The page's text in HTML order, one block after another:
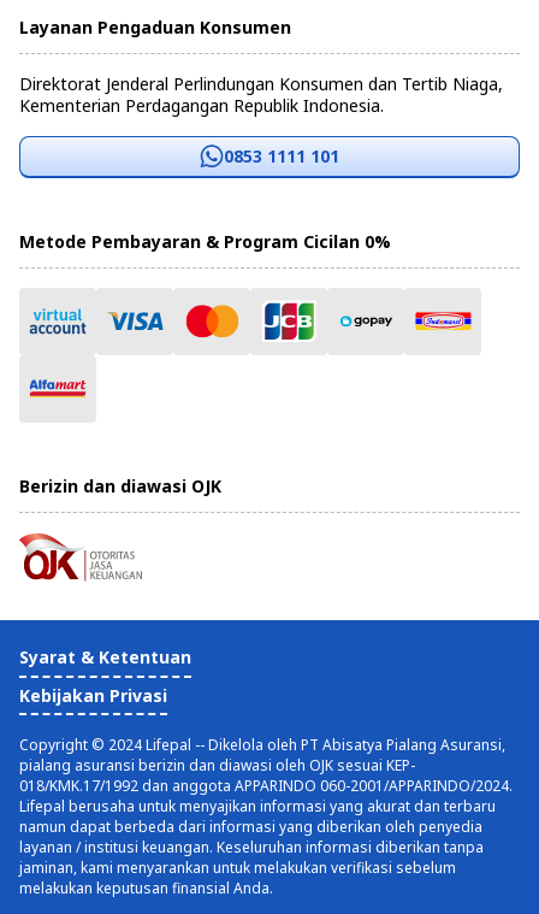
Layanan Pengaduan Konsumen
Direktorat Jenderal Perlindungan Konsumen dan Tertib Niaga,
Kementerian Perdagangan Republik Indonesia.
0853 1111 101
Metode Pembayaran & Program Cicilan 0%
Berizin dan diawasi OJK
Syarat & Ketentuan
Kebijakan Privasi
Copyright © 2024 Lifepal -- Dikelola oleh PT Abisatya Pialang Asuransi,
pialang asuransi berizin dan diawasi oleh OJK sesuai KEP-
018/KMK.17/1992 dan anggota APPARINDO 060-2001/APPARINDO/2024.
Lifepal berusaha untuk menyajikan informasi yang akurat dan terbaru
namun dapat berbeda dari informasi yang diberikan oleh penyedia
layanan / institusi keuangan. Keseluruhan informasi diberikan tanpa
jaminan, kami menyarankan untuk melakukan verifikasi sebelum
melakukan keputusan finansial Anda.